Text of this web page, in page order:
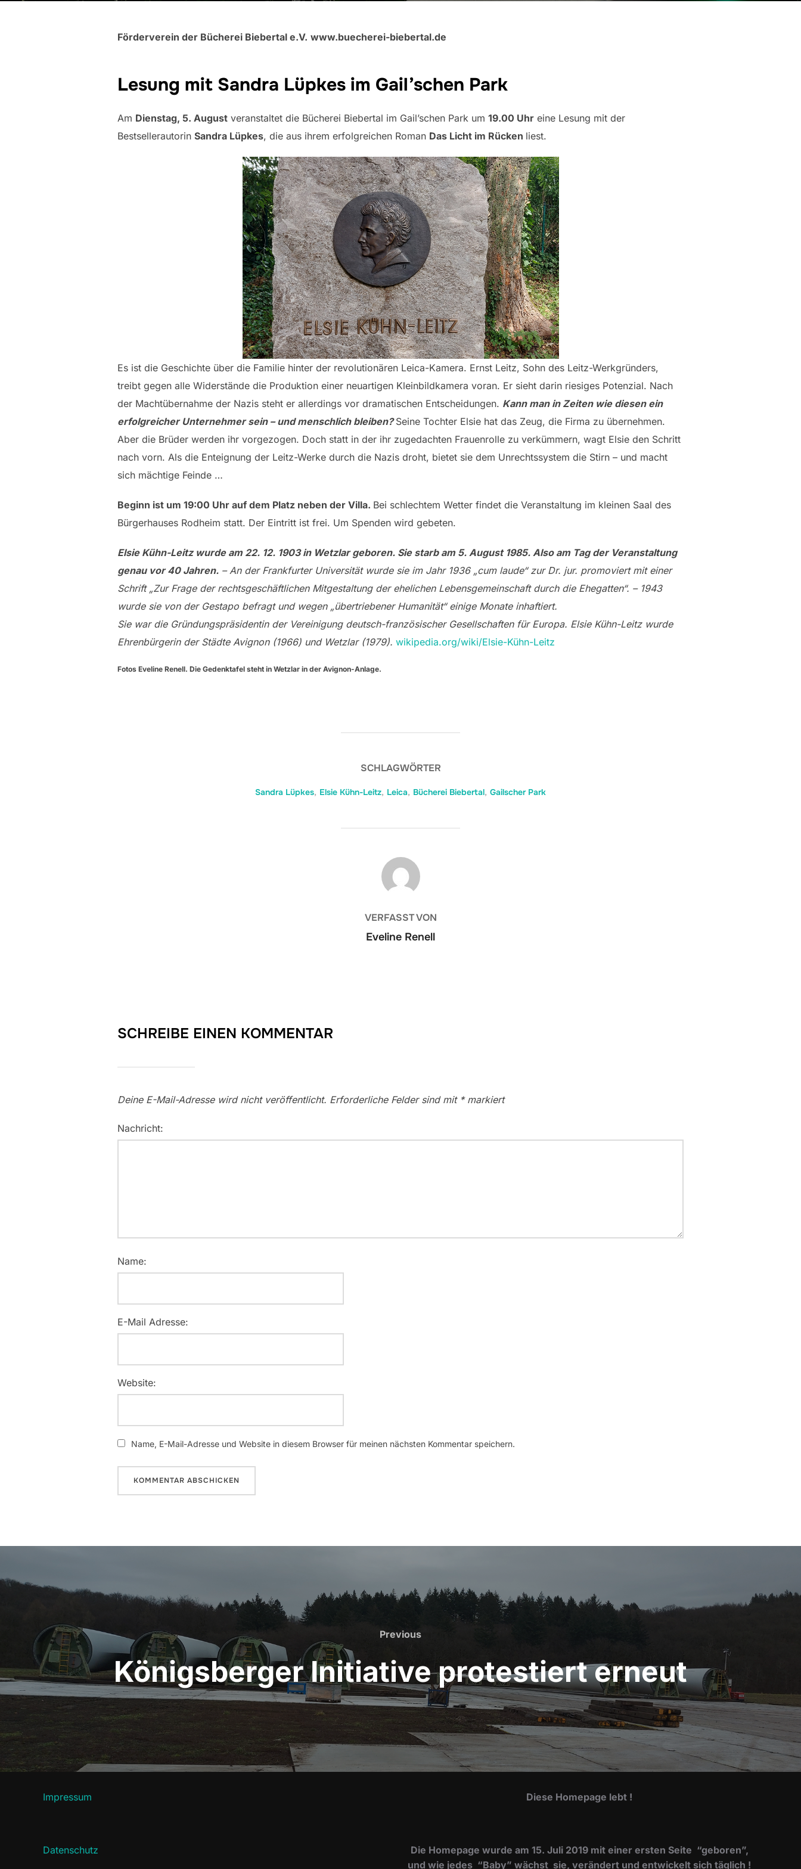
Förderverein der Bücherei Biebertal e.V. www.buecherei-biebertal.de
Lesung mit Sandra Lüpkes im Gail’schen Park
Am Dienstag, 5. August veranstaltet die Bücherei Biebertal im Gail’schen Park um 19.00 Uhr eine Lesung mit der
Bestsellerautorin Sandra Lüpkes, die aus ihrem erfolgreichen Roman Das Licht im Rücken liest.
Es ist die Geschichte über die Familie hinter der revolutionären Leica-Kamera. Ernst Leitz, Sohn des Leitz-Werkgründers,
treibt gegen alle Widerstände die Produktion einer neuartigen Kleinbildkamera voran. Er sieht darin riesiges Potenzial. Nach
der Machtübernahme der Nazis steht er allerdings vor dramatischen Entscheidungen. Kann man in Zeiten wie diesen ein
erfolgreicher Unternehmer sein – und menschlich bleiben?Seine Tochter Elsie hat das Zeug, die Firma zu übernehmen.
Aber die Brüder werden ihr vorgezogen. Doch statt in der ihr zugedachten Frauenrolle zu verkümmern, wagt Elsie den Schritt
nach vorn. Als die Enteignung der Leitz-Werke durch die Nazis droht, bietet sie dem Unrechtssystem die Stirn – und macht
sich mächtige Feinde …
Beginn ist um 19:00 Uhr auf dem Platz neben der Villa. Bei schlechtem Wetter findet die Veranstaltung im kleinen Saal des
Bürgerhauses Rodheim statt. Der Eintritt ist frei. Um Spenden wird gebeten.
Elsie Kühn-Leitz wurde am 22. 12. 1903 in Wetzlar geboren. Sie starb am 5. August 1985. Also am Tag der Veranstaltung
genau vor 40 Jahren. – An der Frankfurter Universität wurde sie im Jahr 1936 „cum laude“ zur Dr. jur. promoviert mit einer
Schrift „Zur Frage der rechtsgeschäftlichen Mitgestaltung der ehelichen Lebensgemeinschaft durch die Ehegatten“. – 1943
wurde sie von der Gestapo befragt und wegen „übertriebener Humanität“ einige Monate inhaftiert.
Sie war die Gründungspräsidentin der Vereinigung deutsch-französischer Gesellschaften für Europa. Elsie Kühn-Leitz wurde
Ehrenbürgerin der Städte Avignon (1966) und Wetzlar (1979). wikipedia.org/wiki/Elsie-Kühn-Leitz
Fotos Eveline Renell. Die Gedenktafel steht in Wetzlar in der Avignon-Anlage.
SCHLAGWÖRTER
Sandra Lüpkes, Elsie Kühn-Leitz, Leica, Bücherei Biebertal, Gailscher Park
BEITRAGSAUTOR
VERFASST VON
Eveline Renell
SCHREIBE EINEN KOMMENTAR
Deine E-Mail-Adresse wird nicht veröffentlicht. Erforderliche Felder sind mit *markiert
Nachricht:
Name:
E-Mail Adresse:
Website:
Name, E-Mail-Adresse und Website in diesem Browser für meinen nächsten Kommentar speichern.
Previous
Previous
Königsberger Initiative protestiert erneut
Impressum
Datenschutz
Diese Homepage lebt !
Die Homepage wurde am 15. Juli 2019 mit einer ersten Seite “geboren”,
und wie jedes “Baby” wächst sie, verändert und entwickelt sich täglich !